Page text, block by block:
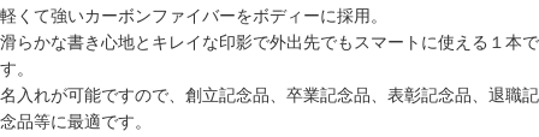
軽くて強いカーボンファイバーをボディーに採用。
滑らかな書き心地とキレイな印影で外出先でもスマートに使える１本で
す。
名入れが可能ですので、創立記念品、卒業記念品、表彰記念品、退職記
念品等に最適です。